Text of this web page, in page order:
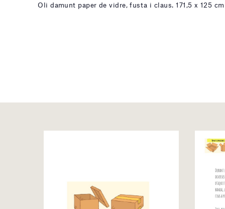
Oli damunt paper de vidre, fusta i claus. 171,5 x 125 cm